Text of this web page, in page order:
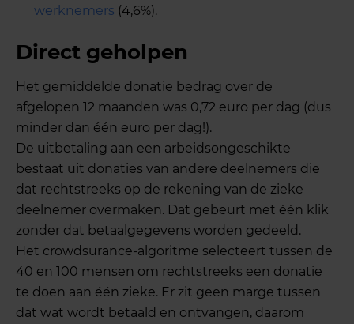
werknemers (4,6%).
Direct geholpen
Het gemiddelde donatie bedrag over de
afgelopen 12 maanden was 0,72 euro per dag (dus
minder dan één euro per dag!).
De uitbetaling aan een arbeidsongeschikte
bestaat uit donaties van andere deelnemers die
dat rechtstreeks op de rekening van de zieke
deelnemer overmaken. Dat gebeurt met één klik
zonder dat betaalgegevens worden gedeeld.
Het crowdsurance-algoritme selecteert tussen de
40 en 100 mensen om rechtstreeks een donatie
te doen aan één zieke. Er zit geen marge tussen
dat wat wordt betaald en ontvangen, daarom